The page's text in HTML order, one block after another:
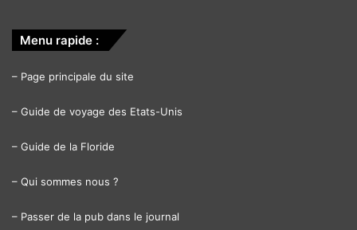
Menu rapide :
– Page principale du site
– Guide de voyage des Etats-Unis
– Guide de la Floride
– Qui sommes nous ?
– Passer de la pub dans le journal